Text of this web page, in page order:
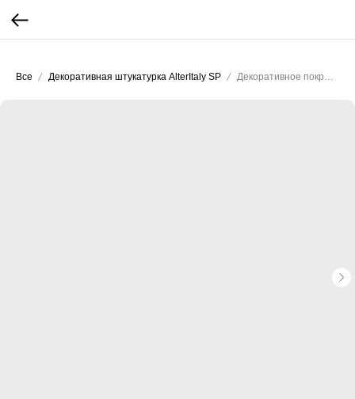
Все Декоративная штукатурка AlterItaly SP Декоративное покрытие AlterItaly ROVIGO Fine с эффектом Микроцемент 15 кг.